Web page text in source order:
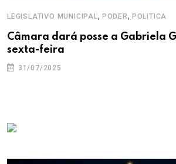
LEGISLATIVO MUNICIPAL, PODER, POLITICA
Câmara dará posse a Gabriela
sexta-feira
31/07/2025